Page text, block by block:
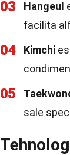
03 Hangeul
facilita
04 Kimchi
05
sale